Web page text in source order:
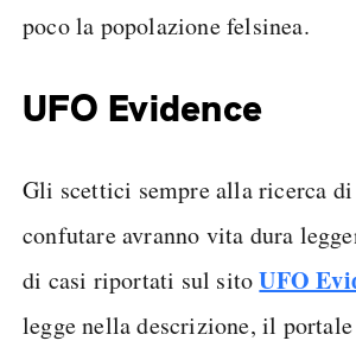
poco la popolazione felsinea.
UFO Evidence
Gli scettici sempre alla ricerca di
confutare avranno vita dura
di casi riportati sul sitoUFO
legge nella descrizione, il